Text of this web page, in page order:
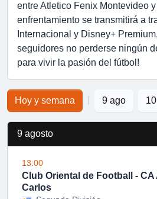
entre Atletico Fenix Montevideo
enfrentamiento se transmitirá a
Internacional y Disney+
seguidores no perderse ningún
para vivir la pasión del fútbol!
Hoy y semana 9 ago
9 agosto
13:00
Club Oriental de Football - CA
Carlos